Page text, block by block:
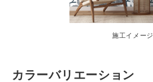
施工イメージ
カラーバリエーション